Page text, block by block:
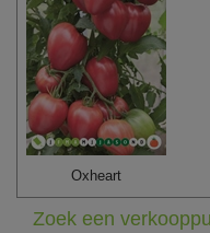
Oxheart
Zoek een